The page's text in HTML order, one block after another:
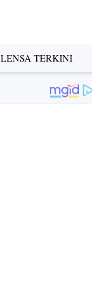
LENSA TERKINI